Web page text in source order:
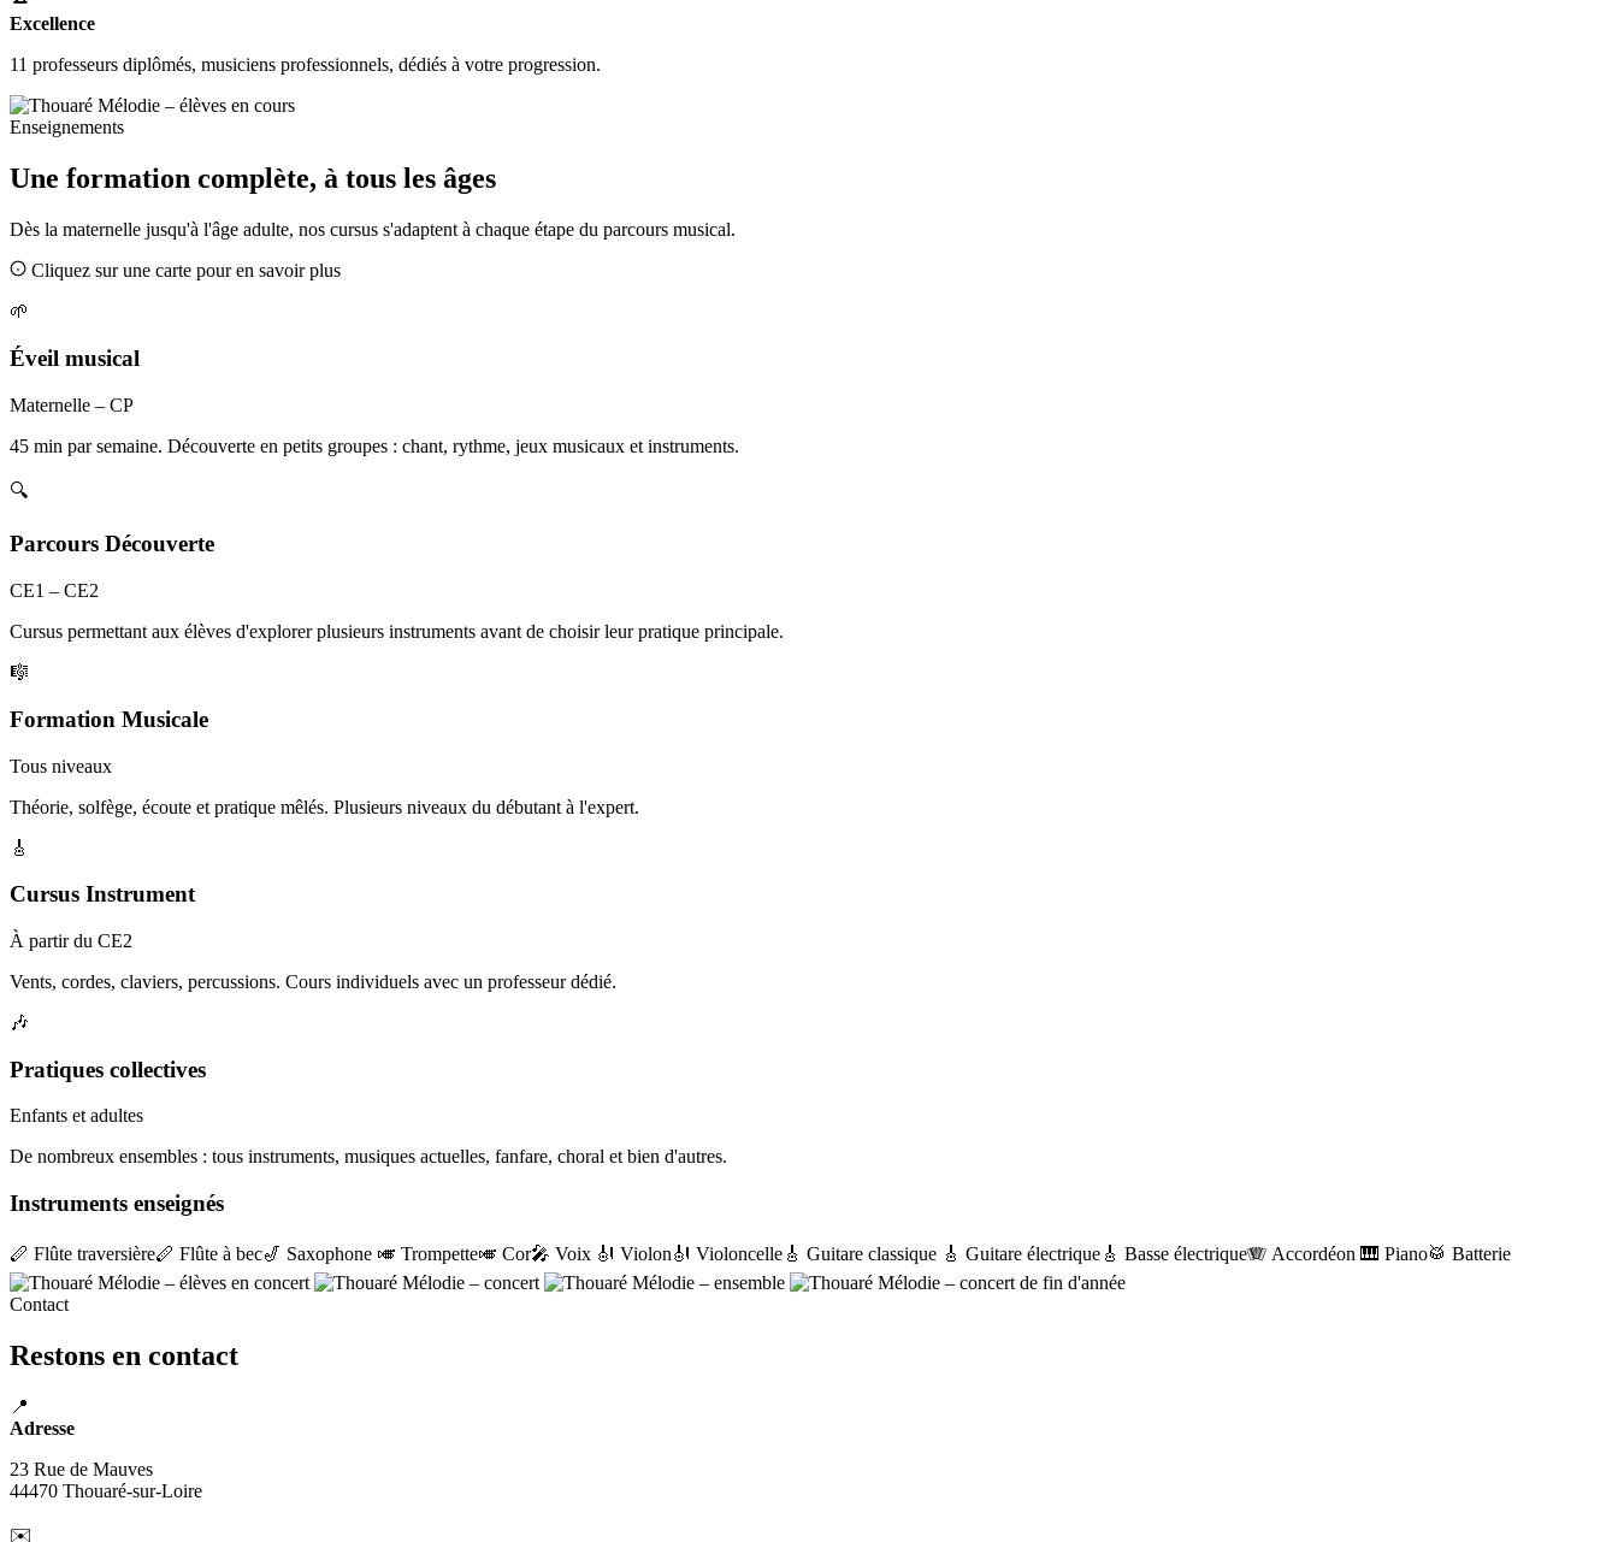
Excellence
11 professeurs diplômés, musiciens professionnels, dédiés à votre progression.
Enseignements
Une formation complète, à tous les âges
Dès la maternelle jusqu'à l'âge adulte, nos cursus s'adaptent à chaque étape du parcours musical.
Cliquez sur une carte pour en savoir plus
🌱
Éveil musical
Maternelle – CP
45 min par semaine. Découverte en petits groupes : chant, rythme, jeux musicaux et instruments.
🔍
Parcours Découverte
CE1 – CE2
Cursus permettant aux élèves d'explorer plusieurs instruments avant de choisir leur pratique principale.
🎼
Formation Musicale
Tous niveaux
Théorie, solfège, écoute et pratique mêlés. Plusieurs niveaux du débutant à l'expert.
🎸
Cursus Instrument
À partir du CE2
Vents, cordes, claviers, percussions. Cours individuels avec un professeur dédié.
🎶
Pratiques collectives
Enfants et adultes
De nombreux ensembles : tous instruments, musiques actuelles, fanfare, choral et bien d'autres.
Instruments enseignés
🪈 Flûte traversière🪈 Flûte à bec🎷 Saxophone 🎺 Trompette🎺 Cor🎤 Voix 🎻 Violon🎻 Violoncelle 🎸 Guitare classique 🎸 Guitare électrique 🎸 Basse électrique🪗 Accordéon 🎹 Piano🥁 Batterie
Contact
Restons en contact
📍
Adresse
23 Rue de Mauves
44470 Thouaré-sur-Loire
✉️